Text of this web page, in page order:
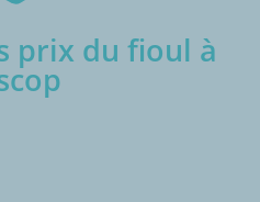
prix du fioul à